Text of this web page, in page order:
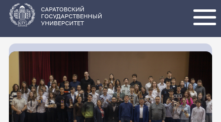
основному
содержанию
САРАТОВСКИЙ
ГОСУДАРСТВЕННЫЙ
УНИВЕРСИТЕТ